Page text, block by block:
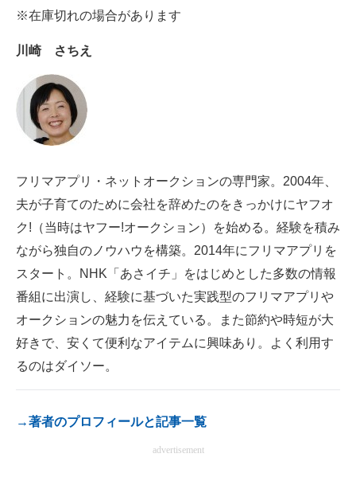
ITエンジニア向け専門サイト
IT製品の技術・比較・事例
製造業のIT導入・活用を支援
モノづくり技術者専門サイト
エレクトロニクス専門サイト
電子設計の基本と応用
エネルギーの専門メディア
建設×テクノロジーの最前線
ちょっと気になるネットの話題
※在庫切れの場合があります
川崎 さちえ
フリマアプリ・ネットオークションの専門家。2004年、
夫が子育てのために会社を辞めたのをきっかけにヤフオ
ク!（当時はヤフー!オークション）を始める。経験を積み
ながら独自のノウハウを構築。2014年にフリマアプリを
スタート。NHK「あさイチ」をはじめとした多数の情報
番組に出演し、経験に基づいた実践型のフリマアプリや
オークションの魅力を伝えている。また節約や時短が大
好きで、安くて便利なアイテムに興味あり。よく利用す
るのはダイソー。
→著者のプロフィールと記事一覧
advertisement